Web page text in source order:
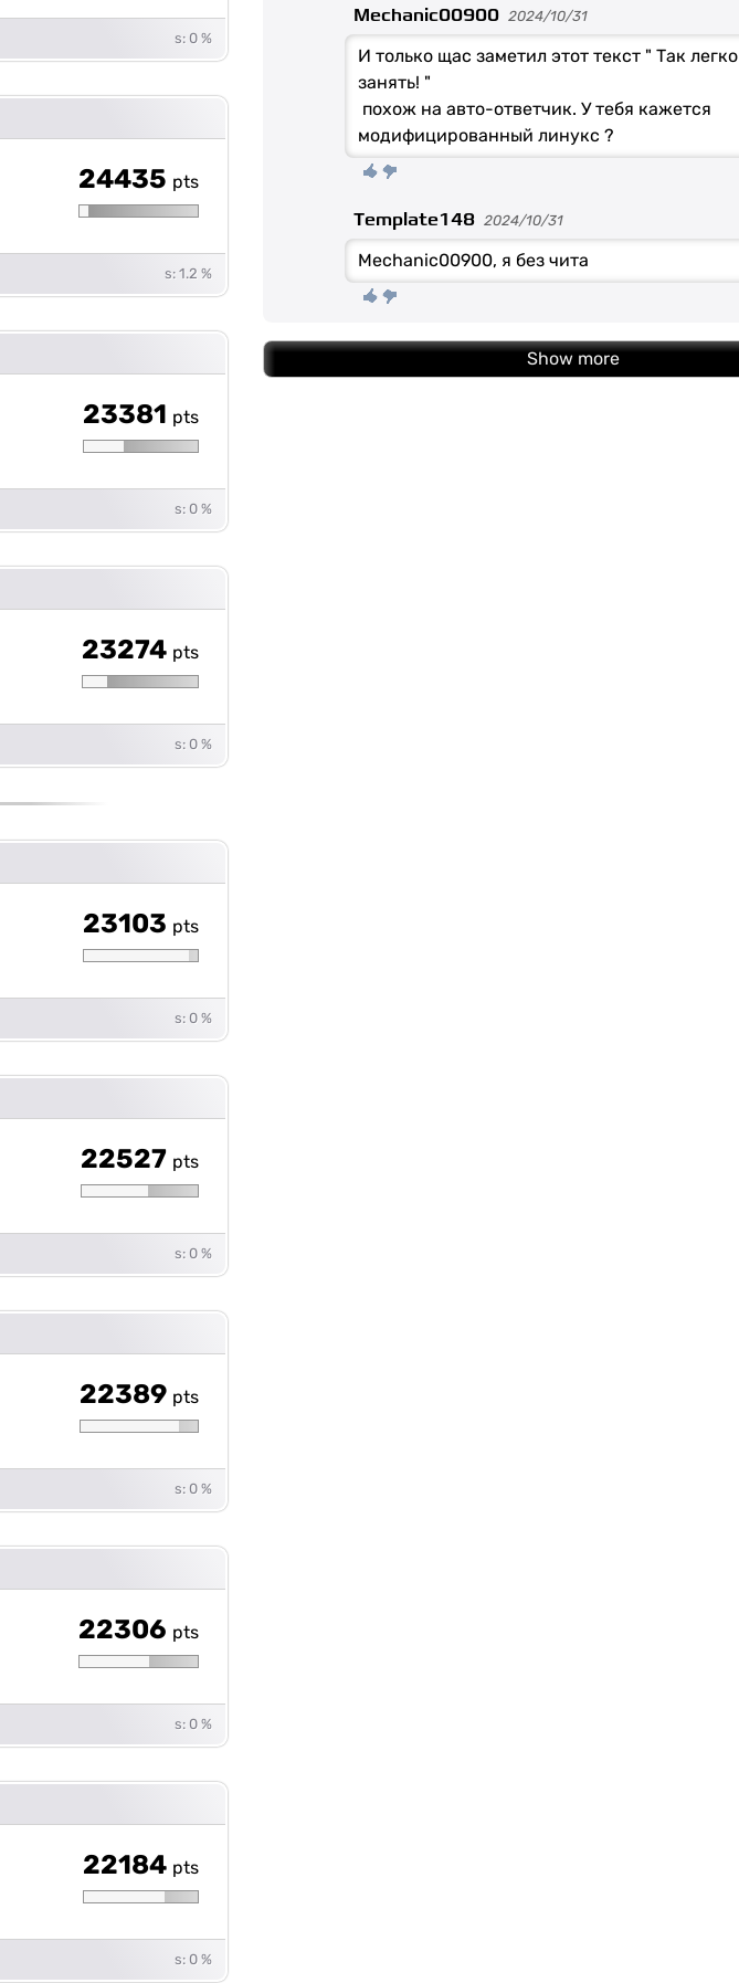
s: 0 %
24435 pts
s: 1.2 %
23381 pts
s: 0 %
23274 pts
s: 0 %
23103 pts
s: 0 %
22527 pts
s: 0 %
22389 pts
s: 0 %
22306 pts
s: 0 %
22184 pts
s: 0 %
Mechanic00900 2024/10/31
И только щас заметил этот текст " Так
занять! "
похож на авто-ответчик. У тебя кажется
модифицированный линукс ?
Template148 2024/10/31
Mechanic00900, я без чита
Show more